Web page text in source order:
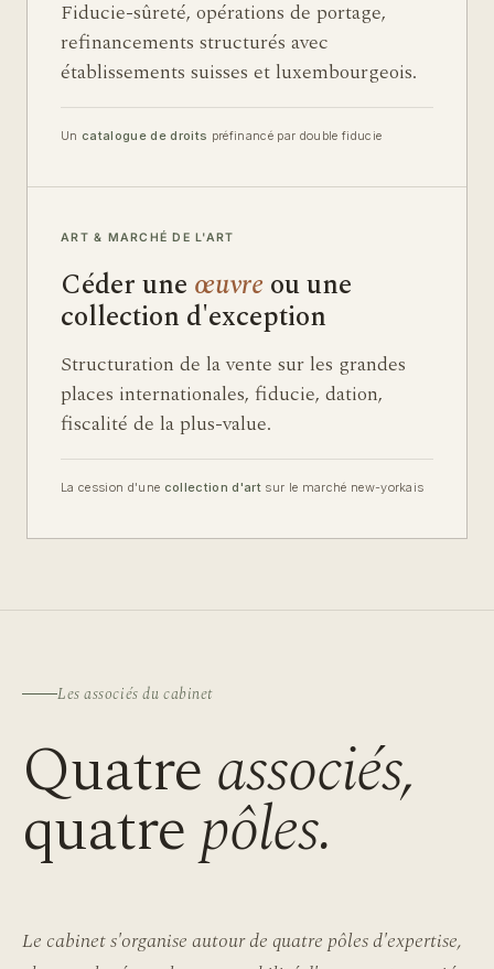
Fiducie-sûreté, opérations de portage,
refinancements structurés avec
établissements suisses et luxembourgeois.
Un catalogue de droits préfinancé par double fiducie
ART & MARCHÉ DE L'ART
Céder une œuvre ou une
collection d'exception
Structuration de la vente sur les grandes
places internationales, fiducie, dation,
fiscalité de la plus-value.
La cession d'une collection d'artsur le marché new-yorkais
Les associés du cabinet
Quatreassociés,
quatrepôles.
Le cabinet s'organise autour de quatre pôles d'expertise,